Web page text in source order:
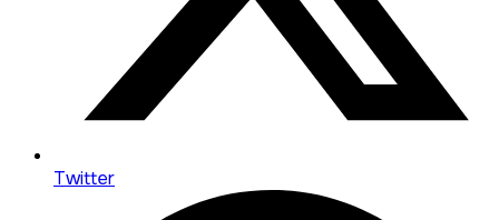
Twitter